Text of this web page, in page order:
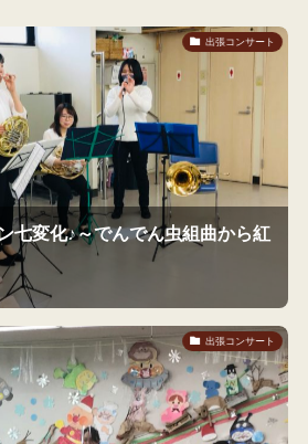
出張コンサート
七変化♪～でんでん虫組曲から紅
出張コンサート